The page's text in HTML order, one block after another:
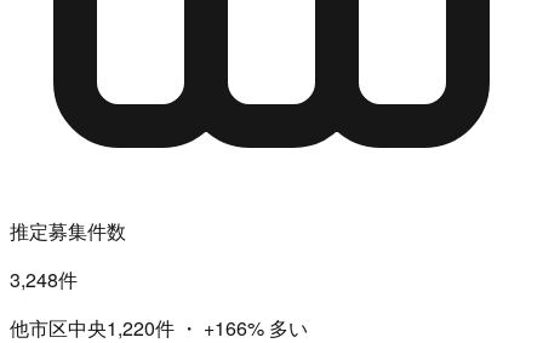
推定募集件数
3,248件
他市区中央1,220件 ・ +166% 多い